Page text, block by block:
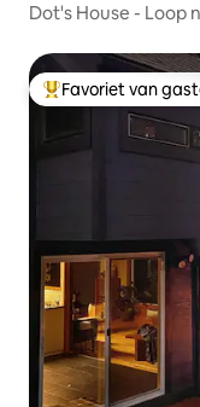
Dot's House - Loop
Topfavoriet van
Favoriet van